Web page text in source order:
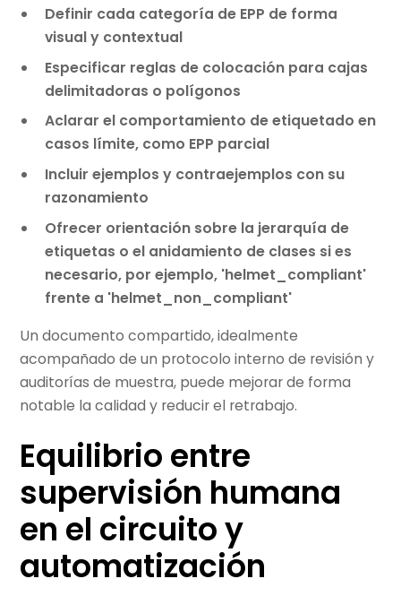
Definir cada categoría de EPP de forma
visual y contextual
Especificar reglas de colocación para cajas
delimitadoras o polígonos
Aclarar el comportamiento de etiquetado en
casos límite, como EPP parcial
Incluir ejemplos y contraejemplos con su
razonamiento
Ofrecer orientación sobre la jerarquía de
etiquetas o el anidamiento de clases si es
necesario, por ejemplo, 'helmet_compliant'
frente a 'helmet_non_compliant'
Un documento compartido, idealmente
acompañado de un protocolo interno de revisión y
auditorías de muestra, puede mejorar de forma
notable la calidad y reducir el retrabajo.
Equilibrio entre
supervisión humana
en el circuito y
automatización